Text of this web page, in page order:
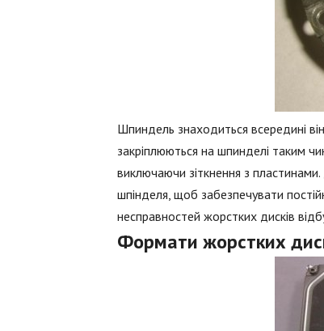
Шпиндель знаходиться всередині
закріплюються на шпинделі таким
виключаючи зіткнення з
шпінделя, щоб забезпечувати
несправностей жорстких дисків
Формати жорстких